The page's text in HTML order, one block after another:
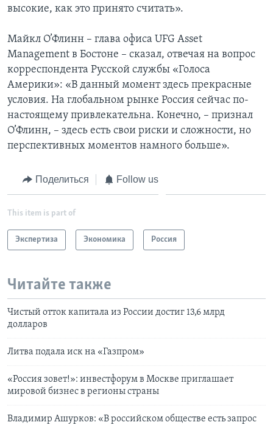
высокие, как это принято считать».
Майкл О’Флинн – глава офиса UFG Asset
Management в Бостоне – сказал, отвечая на вопрос
корреспондента Русской службы «Голоса
Америки»: «В данный момент здесь прекрасные
условия. На глобальном рынке Россия сейчас по-
настоящему привлекательна. Конечно, – признал
О’Флинн, – здесь есть свои риски и сложности, но
перспективных моментов намного больше».
Поделиться Follow us
This item is part of
Экспертиза Экономика Россия
Читайте также
Чистый отток капитала из России достиг 13,6 млрд
долларов
Литва подала иск на «Газпром»
«Россия зовет!»: инвестфорум в Москве приглашает
мировой бизнес в регионы страны
Владимир Ашурков: «В российском обществе есть запрос